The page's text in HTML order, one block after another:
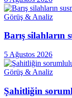
Görüş & Analiz
Barış silahların
5 Ağustos 2026
Görüş & Analiz
Şahitliğin